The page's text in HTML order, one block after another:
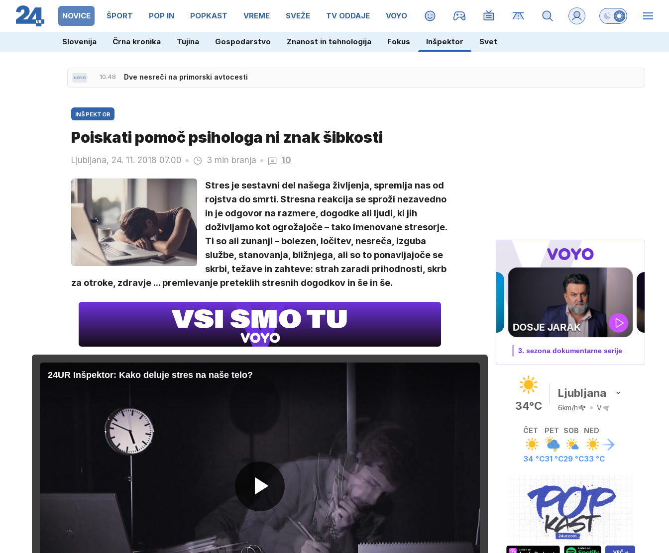
NOVICE ŠPORT POP IN POPKAST VREME SVEŽE TV ODDAJE VOYO MAGAZIN Preklopi barvni
Slovenija Črna kronika Tujina Gospodarstvo Znanost in tehnologija Fokus Inšpektor Svet
10.48 Dve nesreči na primorski avtocesti
INŠPEKTOR
Poiskati pomoč psihologa ni znak šibkosti
Ljubljana, 24. 11. 2018 07.00 3 min branja 10
Stres je sestavni del našega življenja, spremlja nas od
rojstva do smrti. Stresna reakcija se sproži nezavedno
in je odgovor na razmere, dogodke ali ljudi, ki jih
doživljamo kot ogrožajoče – tako imenovane stresorje.
Ti so ali zunanji – bolezen, ločitev, nesreča, izguba
službe, stanovanja, bližnjega, ali so to ponavljajoče se
skrbi, težave in zahteve: strah zaradi prihodnosti, skrb
za otroke, zdravje ... premlevanje preteklih stresnih dogodkov in še in še.
24UR Inšpektor: Kako deluje stres na naše telo?
Predvajaj
ZNAN OBRAZ IMA
SVOJ GLAS:
HRVAŠKA
Hrvaški zabavna oddaja
34°C
Ljubljana
6km/h V
ČET
34 °C
PET
31 °C
SOB
29 °C
NED
33 °C